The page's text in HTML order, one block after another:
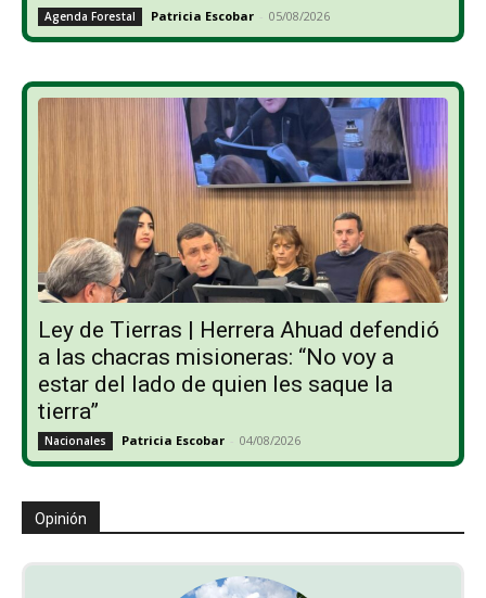
Agenda Forestal Patricia Escobar - 05/08/2026
Ley de Tierras | Herrera Ahuad defendió
a las chacras misioneras: “No voy a
estar del lado de quien les saque la
tierra”
Nacionales Patricia Escobar - 04/08/2026
Opinión